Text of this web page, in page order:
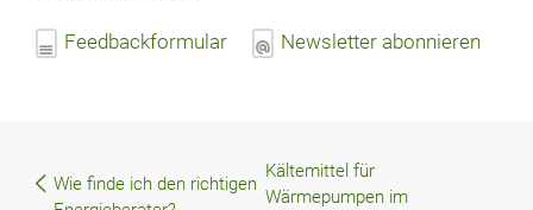
Feedbackformular Newsletter abonnieren
Beitragsnavigation
Wie finde ich den richtigen
Kältemittel für
Wärmepumpen im